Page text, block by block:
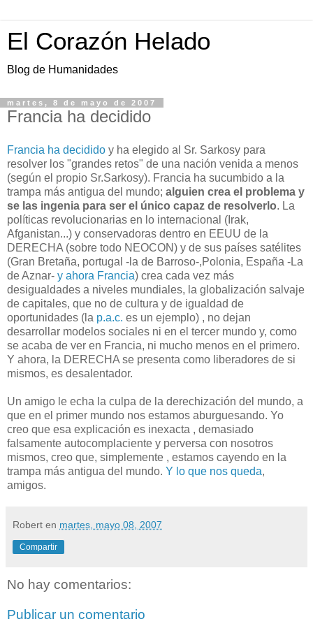
El Corazón Helado
Blog de Humanidades
martes, 8 de mayo de 2007
Francia ha decidido
Francia ha decidido y ha elegido al Sr. Sarkosy para
resolver los "grandes retos" de una nación venida a menos
(según el propio Sr.Sarkosy). Francia ha sucumbido a la
trampa más antigua del mundo; alguien crea el problema y
se las ingenia para ser el único capaz de resolverlo. La
políticas revolucionarias en lo internacional (Irak,
Afganistan...) y conservadoras dentro en EEUU de la
DERECHA (sobre todo NEOCON) y de sus países satélites
(Gran Bretaña, portugal -la de Barroso-,Polonia, España -La
de Aznar- y ahora Francia) crea cada vez más
desigualdades a niveles mundiales, la globalización salvaje
de capitales, que no de cultura y de igualdad de
oportunidades (la p.a.c. es un ejemplo) , no dejan
desarrollar modelos sociales ni en el tercer mundo y, como
se acaba de ver en Francia, ni mucho menos en el primero.
Y ahora, la DERECHA se presenta como liberadores de si
mismos, es desalentador.
Un amigo le echa la culpa de la derechización del mundo, a
que en el primer mundo nos estamos aburguesando. Yo
creo que esa explicación es inexacta , demasiado
falsamente autocomplaciente y perversa con nosotros
mismos, creo que, simplemente , estamos cayendo en la
trampa más antigua del mundo. Y lo que nos queda,
amigos.
Robert en martes, mayo 08, 2007
Compartir
No hay comentarios:
Publicar un comentario